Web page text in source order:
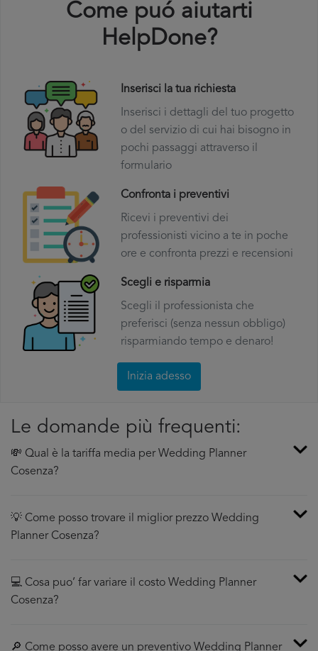
Come puó aiutarti
HelpDone?
Inserisci la tua richiesta
Inserisci i dettagli del tuo progetto
o del servizio di cui hai bisogno in
pochi passaggi attraverso il
formulario
Confronta i preventivi
Ricevi i preventivi dei
professionisti vicino a te in poche
ore e confronta prezzi e recensioni
Scegli e risparmia
Scegli il professionista che
preferisci (senza nessun obbligo)
risparmiando tempo e denaro!
Inizia adesso
Le domande più frequenti:
💸 Qual è la tariffa media per Wedding Planner
Cosenza?
💡 Come posso trovare il miglior prezzo Wedding
Planner Cosenza?
💻 Cosa puo’ far variare il costo Wedding Planner
Cosenza?
🔎 Come posso avere un preventivo Wedding Planner